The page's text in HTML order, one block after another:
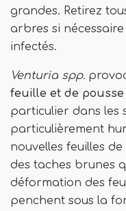
grandes. Retirez
arbres si
infectés.
Venturia spp.
feuille et de pousse
particulier dans les
particulièrement
nouvelles feuilles
des taches brunes
déformation des
penchent sous la